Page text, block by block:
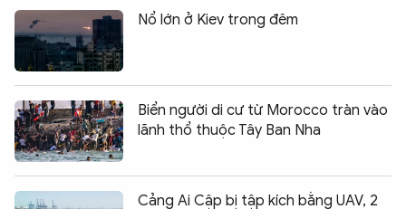
Nổ lớn ở Kiev trong đêm
Biển người di cư từ Morocco tràn vào
lãnh thổ thuộc Tây Ban Nha
Cảng Ai Cập bị tập kích bằng UAV, 2